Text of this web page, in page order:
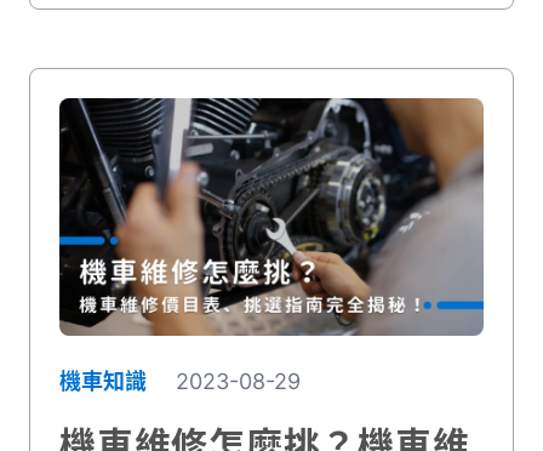
修機車的你！
機車知識 2023-08-29